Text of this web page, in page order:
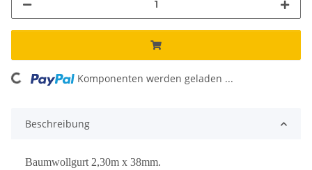
Loading... Komponenten werden geladen ...
Beschreibung
Baumwollgurt 2,30m x 38mm.